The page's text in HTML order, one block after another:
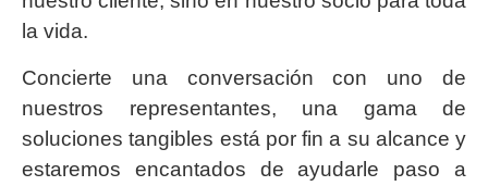
la vida.
Concierte una conversación con uno de
nuestros representantes, una gama de
soluciones tangibles está por fin a su alcance y
estaremos encantados de ayudarle paso a